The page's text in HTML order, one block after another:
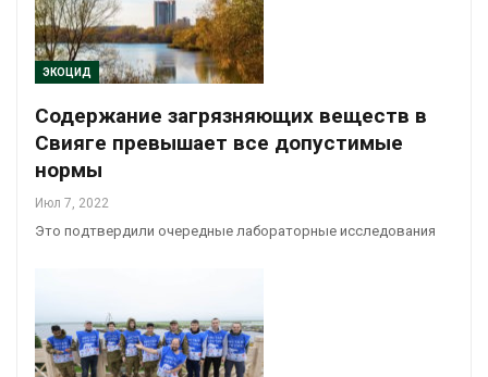
ЭКОЦИД
Содержание загрязняющих веществ в
Свияге превышает все допустимые
нормы
Июл 7, 2022
Это подтвердили очередные лабораторные исследования